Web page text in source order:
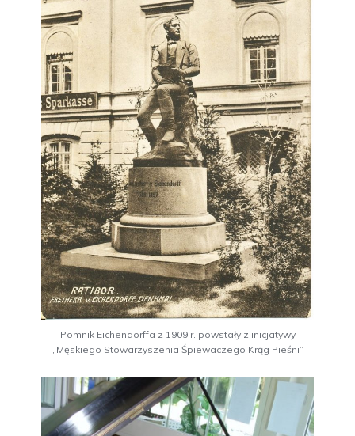
Pomnik Eichendorffa z 1909 r. powstały z inicjatywy
„Męskiego Stowarzyszenia Śpiewaczego Krąg Pieśni”